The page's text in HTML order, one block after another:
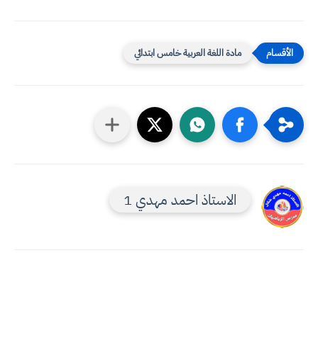
مادة اللغة العربية خامس ابتدائي
الاستاذ احمد مهدي 1